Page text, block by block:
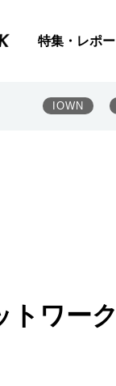
特集・レポー
IOWN
トワー